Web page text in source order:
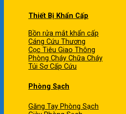
Thiết Bị Khẩn Cấp
Bồn rửa mắt khẩn cấp
Cáng Cứu Thương
Cọc Tiêu Giao Thông
Phòng Cháy Chữa Cháy
Túi Sơ Cấp Cứu
Phòng Sạch
Găng Tay Phòng Sạch